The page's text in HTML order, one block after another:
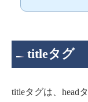
titleタグ
titleタグは、head